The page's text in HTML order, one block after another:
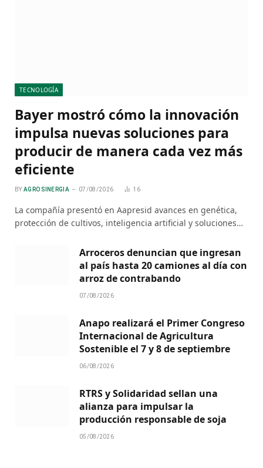
TECNOLOGÍA
Bayer mostró cómo la innovación
impulsa nuevas soluciones para
producir de manera cada vez más
eficiente
BY AGRO SINERGIA 07/08/2026 16
La compañía presentó en Aapresid avances en genética,
protección de cultivos, inteligencia artificial y soluciones…
Arroceros denuncian que ingresan
al país hasta 20 camiones al día con
arroz de contrabando
07/08/2026
Anapo realizará el Primer Congreso
Internacional de Agricultura
Sostenible el 7 y 8 de septiembre
06/08/2026
RTRS y Solidaridad sellan una
alianza para impulsar la
producción responsable de soja
05/08/2026